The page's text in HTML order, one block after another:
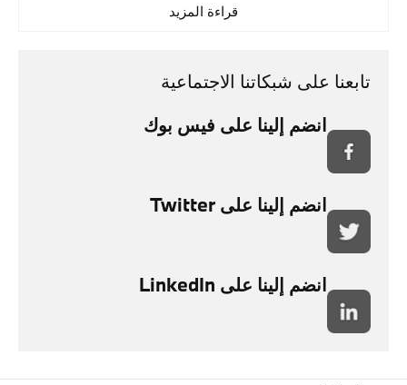
قراءة المزيد
تابعنا على شبكاتنا الاجتماعية
انضم إلينا على فيس بوك
انضم إلينا على Twitter
انضم إلينا على LinkedIn